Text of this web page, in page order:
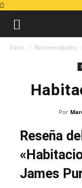
Inicio Recomendados
Por
Reseña
James